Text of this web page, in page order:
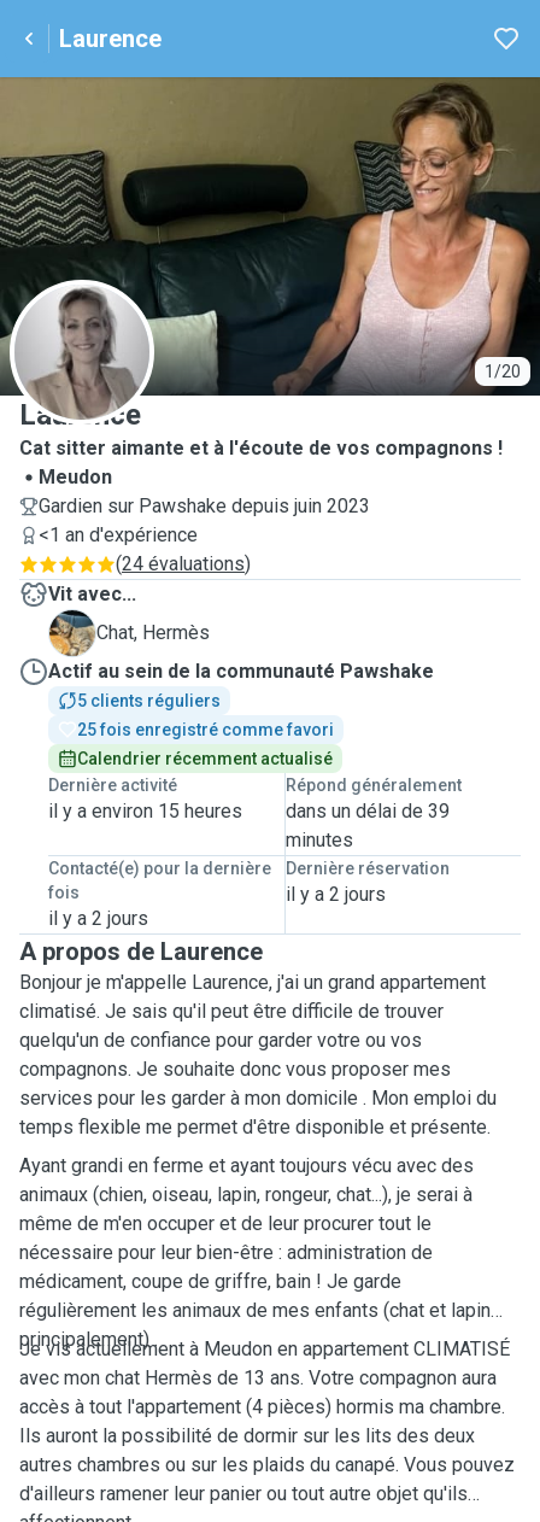
Laurence
1/20
L
Laurence
Cat sitter aimante et à l'écoute de vos compagnons !
Meudon
Gardien sur Pawshake depuis juin 2023
<1 an d'expérience
(24 évaluations)
Vit avec...
H
Chat, Hermès
Actif au sein de la communauté Pawshake
5 clients réguliers
25 fois enregistré comme favori
Calendrier récemment actualisé
Dernière activité
il y a environ 15 heures
Répond généralement
dans un délai de 39
minutes
Contacté(e) pour la dernière
fois
il y a 2 jours
Dernière réservation
il y a 2 jours
A propos de Laurence
Bonjour je m'appelle Laurence, j'ai un grand appartement
climatisé. Je sais qu'il peut être difficile de trouver
quelqu'un de confiance pour garder votre ou vos
compagnons. Je souhaite donc vous proposer mes
services pour les garder à mon domicile . Mon emploi du
temps flexible me permet d'être disponible et présente.
Ayant grandi en ferme et ayant toujours vécu avec des
animaux (chien, oiseau, lapin, rongeur, chat...), je serai à
même de m'en occuper et de leur procurer tout le
nécessaire pour leur bien-être : administration de
médicament, coupe de griffre, bain ! Je garde
régulièrement les animaux de mes enfants (chat et lapin
principalement) .
Je vis actuellement à Meudon en appartement CLIMATISÉ
avec mon chat Hermès de 13 ans. Votre compagnon aura
accès à tout l'appartement (4 pièces) hormis ma chambre.
Ils auront la possibilité de dormir sur les lits des deux
autres chambres ou sur les plaids du canapé. Vous pouvez
d'ailleurs ramener leur panier ou tout autre objet qu'ils